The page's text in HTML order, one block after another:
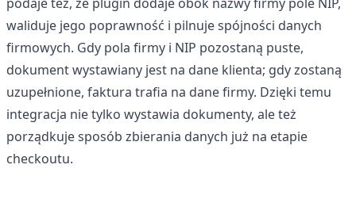
waliduje jego poprawność i pilnuje spójności danych
firmowych. Gdy pola firmy i NIP pozostaną puste,
dokument wystawiany jest na dane klienta; gdy zostaną
uzupełnione, faktura trafia na dane firmy. Dzięki temu
integracja nie tylko wystawia dokumenty, ale też
porządkuje sposób zbierania danych już na etapie
checkoutu.